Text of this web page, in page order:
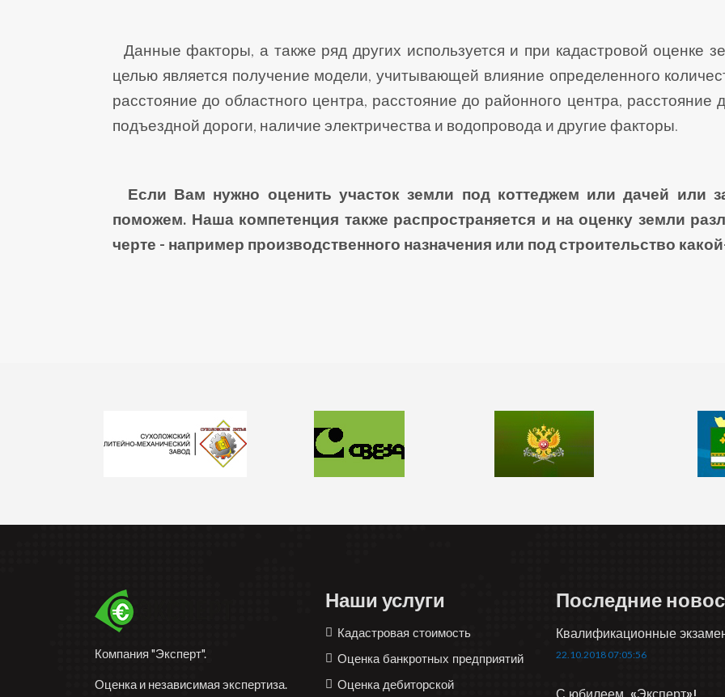
Данные факторы, а также ряд других используется и при кадастровой оценке
целью является получение модели, учитывающей влияние определенного
расстояние до областного центра, расстояние до районного центра,
подъездной дороги, наличие электричества и водопровода и другие факторы.
Если Вам нужно оценить участок земли под коттеджем или дачей или
поможем. Наша компетенция также распространяется и на оценку земли
черте - например производственного назначения или под строительство
Компания "Эксперт".
Оценка и независимая экспертиза.
Наши услуги
Кадастровая стоимость
Оценка банкротных предприятий
Оценка дебиторской
Последние
Квалификационные
22.10.2018 07:05:56